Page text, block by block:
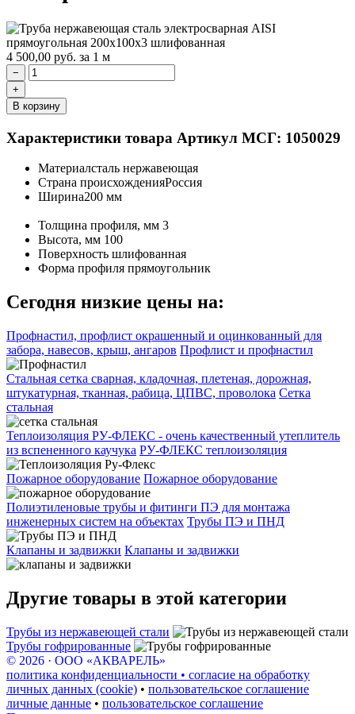
4 500,00 руб. за 1 м
−
+
В корзину
Характеристики товара Артикул МСГ: 1050029
Материалсталь нержавеющая
Страна происхожденияРоссия
Ширина200 мм
Толщина профиля, мм 3
Высота, мм 100
Поверхность шлифованная
Форма профиля прямоугольник
Сегодня низкие цены на:
Профнастил, профлист окрашенный и оцинкованный для
забора, навесов, крыш, ангаров Профлист и профнастил
Стальная сетка сварная, кладочная, плетеная, дорожная,
штукатурная, тканная, рабица, ЦПВС, проволока Сетка
стальная
Теплоизоляция РУ-ФЛЕКС - очень качественный утеплитель
из вспененного каучука РУ-ФЛЕКС теплоизоляция
Пожарное оборудование Пожарное оборудование
Полиэтиленовые трубы и фитинги ПЭ для монтажа
инженерных систем на объектах Трубы ПЭ и ПНД
Клапаны и задвижки Клапаны и задвижки
Другие товары в этой категории
Трубы из нержавеющей стали
Трубы гофрированные
© 2026 · ООО «АКВАРЕЛЬ»
политика конфиденциальности • согласие на обработку
личных данных (cookie) • пользовательское соглашение
личные данные • пользовательское соглашение